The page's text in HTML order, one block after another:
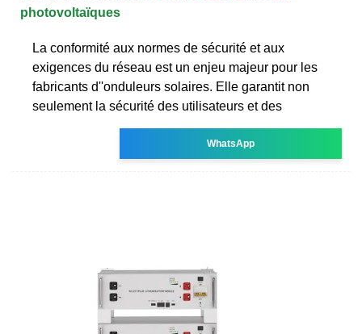
photovoltaïques
La conformité aux normes de sécurité et aux
exigences du réseau est un enjeu majeur pour les
fabricants d''onduleurs solaires. Elle garantit non
seulement la sécurité des utilisateurs et des
WhatsApp